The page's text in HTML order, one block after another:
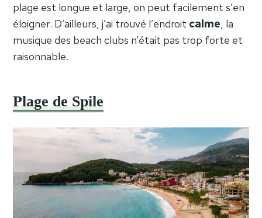
plage est longue et large, on peut facilement s’en
éloigner. D’ailleurs, j’ai trouvé l’endroit calme, la
musique des beach clubs n’était pas trop forte et
raisonnable.
Plage de Spile